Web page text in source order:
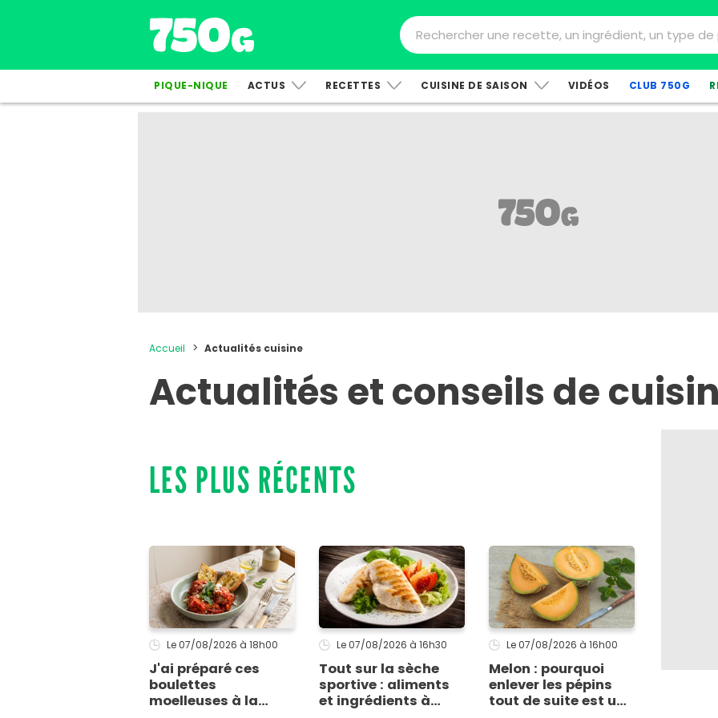
PIQUE-NIQUE ACTUS RECETTES CUISINE DE SAISON VIDÉOS CLUB 750G
Accueil Actualités cuisine
Actualités et conseils de
LES PLUS RÉCENTS
Le 07/08/2026 à 18h00
J'ai préparé ces
boulettes
moelleuses à la
Le 07/08/2026 à 16h30
Tout sur la sèche
sportive : aliments
et ingrédients à
Le 07/08/2026 à 16h00
Melon : pourquoi
enlever les pépins
tout de suite est une